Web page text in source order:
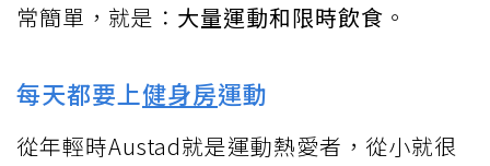
常簡單，就是： 大量運動和限時飲食 。
每天都要上健身房運動
從年輕時Austad就是運動熱愛者，從小就很